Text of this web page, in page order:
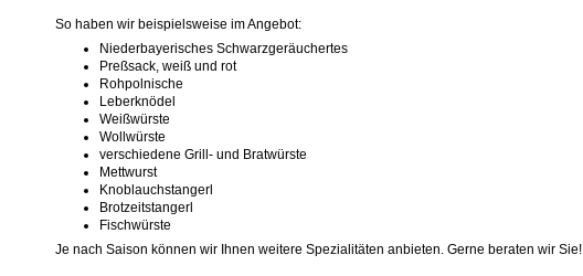
So haben wir beispielsweise im Angebot:
Niederbayerisches Schwarzgeräuchertes
Preßsack, weiß und rot
Rohpolnische
Leberknödel
Weißwürste
Wollwürste
verschiedene Grill- und Bratwürste
Mettwurst
Knoblauchstangerl
Brotzeitstangerl
Fischwürste
Je nach Saison können wir Ihnen weitere Spezialitäten anbieten. Gerne beraten wir Sie!